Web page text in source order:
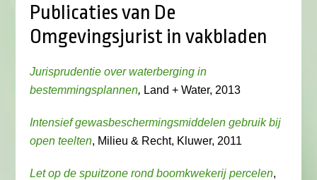
Publicaties van De
Omgevingsjurist in vakbladen
Jurisprudentie over waterberging in
bestemmingsplannen, Land + Water, 2013
Intensief gewasbeschermingsmiddelen gebruik bij
open teelten, Milieu & Recht, Kluwer, 2011
Let op de spuitzone rond boomkwekerij percelen,